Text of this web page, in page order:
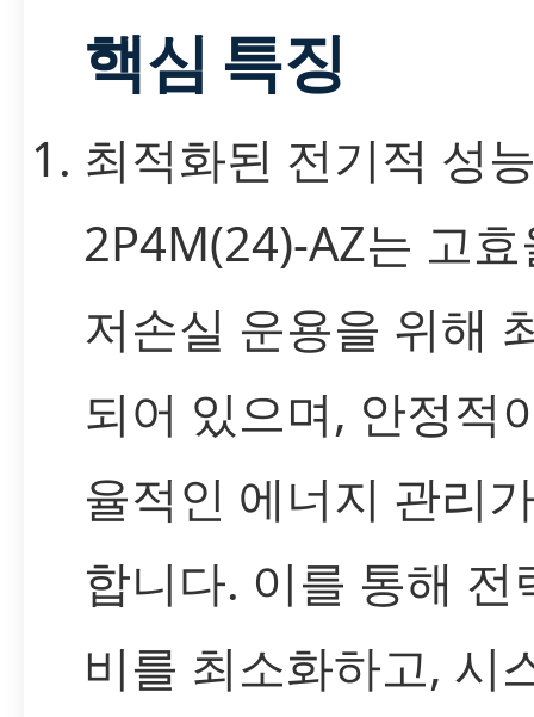
핵심 특징
최적화된 전기적 성
2P4M(24)-AZ는 고
저손실 운용을 위해
되어 있으며, 안정적
율적인 에너지 관리
합니다. 이를 통해 전
비를 최소화하고, 시